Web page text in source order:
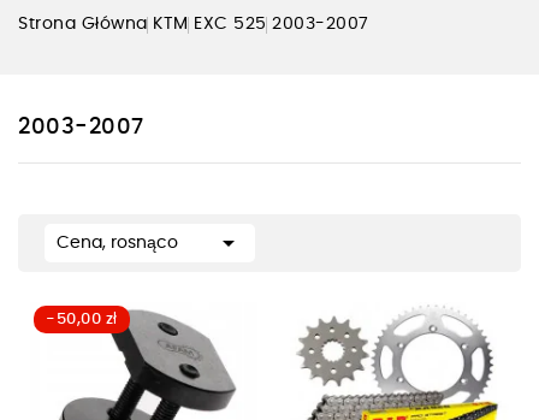
Strona Główna KTM EXC 525 2003-2007
2003-2007
Cena, rosnąco 
-50,00 zł